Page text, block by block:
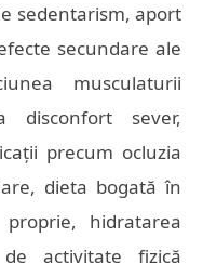
sedentarism, aport
secundare ale
musculaturii
disconfort sever,
precum ocluzia
dieta bogată în
hidratarea
activitate fizică